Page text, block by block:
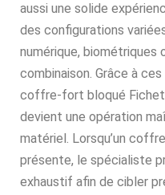
aussi une solide
des configurations
numérique, biométriques
combinaison. Grâce à
coffre-fort bloqué
devient une opération
matériel. Lorsqu’un
présente, le spécialiste
exhaustif afin de cibler